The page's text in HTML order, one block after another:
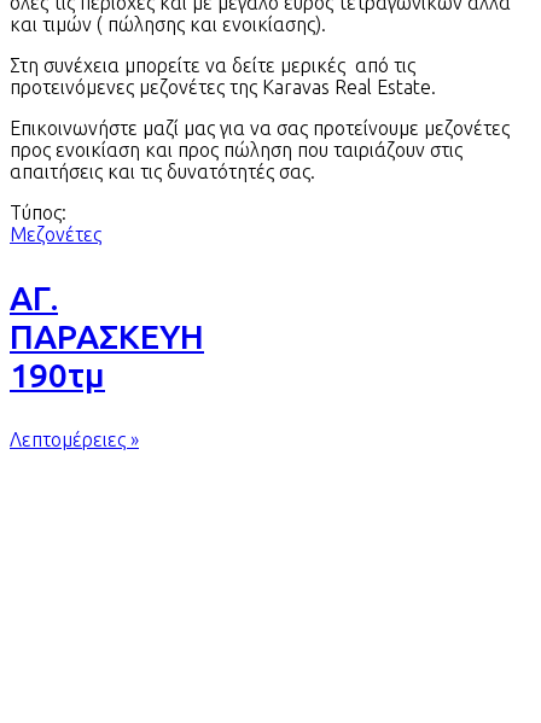
και τιμών ( πώλησης και ενοικίασης).
Στη συνέχεια μπορείτε να δείτε μερικές από τις
προτεινόμενες μεζονέτες της Karavas Real Estate.
Επικοινωνήστε μαζί μας για να σας προτείνουμε μεζονέτες
προς ενοικίαση και προς πώληση που ταιριάζουν στις
απαιτήσεις και τις δυνατότητές σας.
Τύπος:
Μεζονέτες
ΑΓ.
ΠΑΡΑΣΚΕΥΗ
190τμ
Λεπτομέρειες »